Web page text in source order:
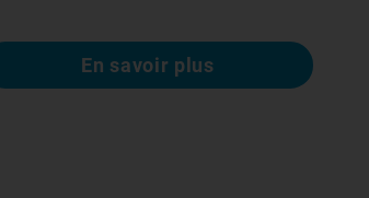
En savoir plus